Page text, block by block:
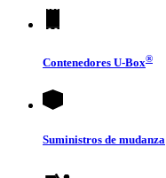
Contenedores U-Box®
Suministros de mudanza